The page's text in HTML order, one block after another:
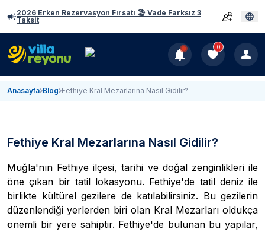
2026 Erken Rezervasyon Fırsatı 🏖️ Vade Farksız 3
Taksit
0
Anasayfa Blog Fethiye Kral Mezarlarına Nasıl Gidilir?
Fethiye Kral Mezarlarına Nasıl Gidilir?
Muğla'nın Fethiye ilçesi, tarihi ve doğal zenginlikleri ile
öne çıkan bir tatil lokasyonu. Fethiye'de tatil deniz ile
birlikte kültürel gezilere de katılabilirsiniz. Bu gezilerin
düzenlendiği yerlerden biri olan Kral Mezarları oldukça
önemli bir yere sahiptir. Fethiye'de bulunan bu yapılar,